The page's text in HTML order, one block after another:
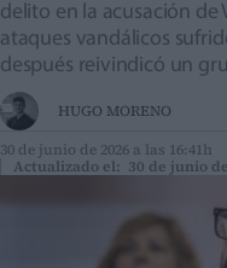
delito en la acusación de
ataques vandálicos
después reivindicó un
HUGO MORENO
30 de junio de 2026 a las 16:41h
Actualizado el: 30 de junio